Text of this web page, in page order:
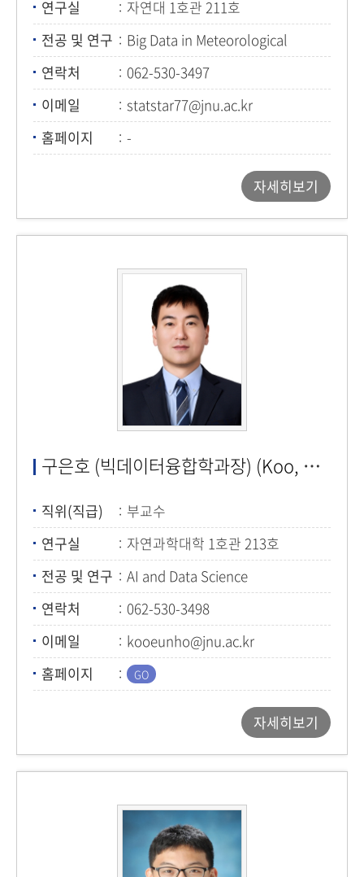
연구실
자연대 1호관 211호
전공 및 연구
Big Data in Meteorological
Environment, Applied
Meteorology, Sports statistics
연락처
062-530-3497
이메일
statstar77@jnu.ac.kr
홈페이지
-
자세히보기
구은호 (빅데이터융합학과장) (Koo, Eunho)
직위(직급)
부교수
연구실
자연과학대학 1호관 213호
전공 및 연구
AI and Data Science
연락처
062-530-3498
이메일
kooeunho@jnu.ac.kr
홈페이지
자세히보기